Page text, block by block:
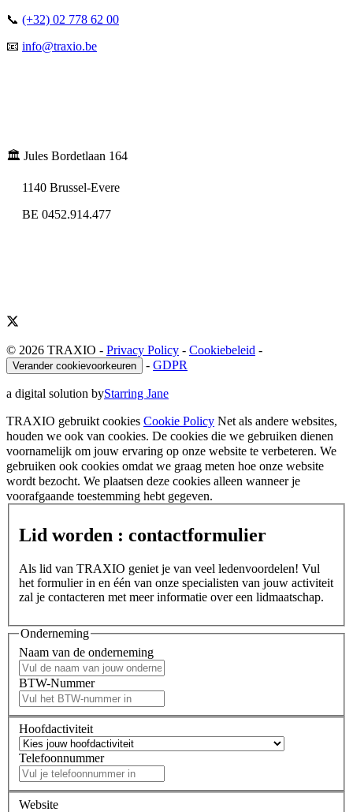
📞 (+32) 02 778 62 00
📧 info@traxio.be
🏛️ Jules Bordetlaan 164
1140 Brussel-Evere
BE 0452.914.477
© 2026 TRAXIO - Privacy Policy - Cookiebeleid -
Verander cookievoorkeuren - GDPR
a digital solution byStarring Jane
TRAXIO gebruikt cookies Cookie Policy Net als andere websites,
houden we ook van cookies. De cookies die we gebruiken dienen
voornamelijk om jouw ervaring op onze website te verbeteren. We
gebruiken ook cookies omdat we graag meten hoe onze website
wordt bezocht. We plaatsen deze cookies alleen wanneer je
voorafgaande toestemming hebt gegeven.
Lid worden : contactformulier
Als lid van TRAXIO geniet je van veel ledenvoordelen! Vul
het formulier in en één van onze specialisten van jouw activiteit
zal je contacteren met meer informatie over een lidmaatschap.
Onderneming
Naam van de onderneming
BTW-Nummer
Hoofdactiviteit
Telefoonnummer
Website